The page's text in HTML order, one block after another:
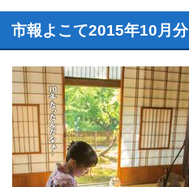
市報よこて2015年10月分